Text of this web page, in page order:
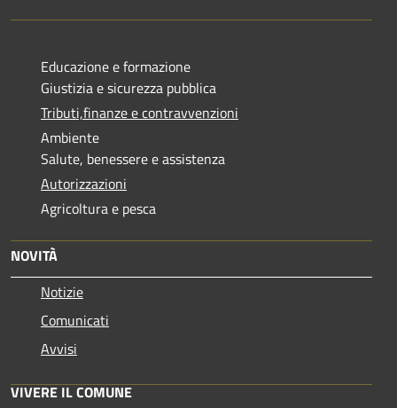
Educazione e formazione
Giustizia e sicurezza pubblica
Tributi,finanze e contravvenzioni
Ambiente
Salute, benessere e assistenza
Autorizzazioni
Agricoltura e pesca
NOVITÀ
Notizie
Comunicati
Avvisi
VIVERE IL COMUNE